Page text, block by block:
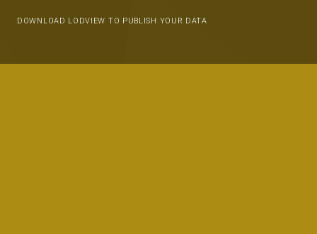
DOWNLOAD LODVIEW TO PUBLISH YOUR DATA